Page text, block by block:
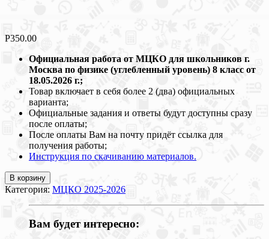
Р350.00
Официальная работа от МЦКО для школьников г.
Москва по физике (углебленный уровень) 8 класс от
18.05.2026 г.;
Товар включает в себя более 2 (два) официальных
варианта;
Официальные задания и ответы будут доступны сразу
после оплаты;
После оплаты Вам на почту придёт ссылка для
получения работы;
Инструкция по скачиванию материалов.
В корзину
Категория: МЦКО 2025-2026
Вам будет интересно: